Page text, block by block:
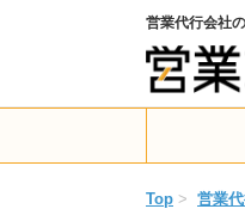
営業代行会社
Top > 営業